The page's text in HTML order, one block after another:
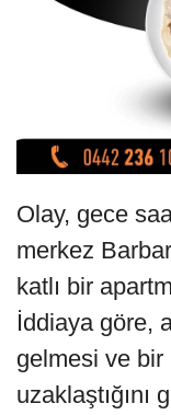
Olay, gece
merkez
katlı bir
İddiaya göre,
gelmesi ve
uzaklaştığını